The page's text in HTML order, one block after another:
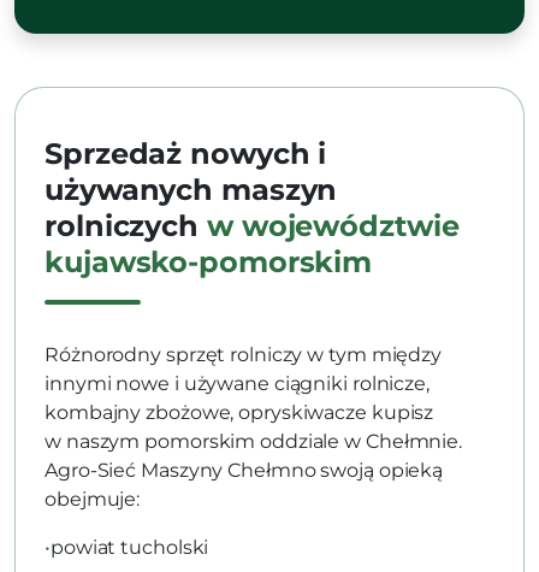
Sprzedaż nowych i
używanych maszyn
rolniczych w województwie
kujawsko-pomorskim
Różnorodny sprzęt rolniczy w tym między
innymi nowe i używane ciągniki rolnicze,
kombajny zbożowe, opryskiwacze kupisz
w naszym pomorskim oddziale w Chełmnie.
Agro-Sieć Maszyny Chełmno swoją opieką
obejmuje:
•powiat tucholski